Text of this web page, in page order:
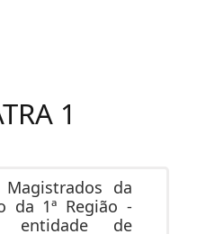
1
da
da 1ª Região -
entidade de